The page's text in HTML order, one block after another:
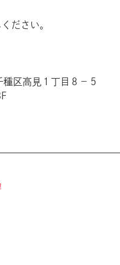
ださい。
区高見１丁目８−５